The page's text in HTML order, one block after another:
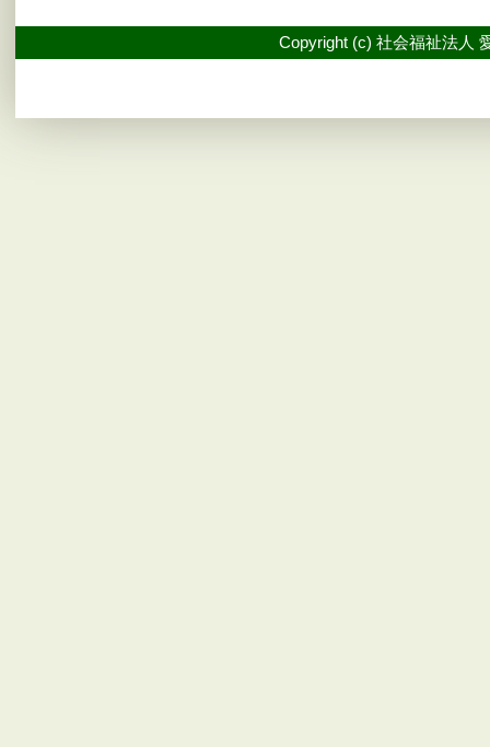
Copyright (c) 社会福祉法人